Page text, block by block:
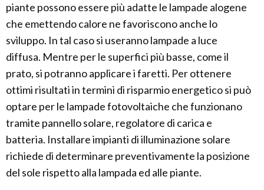
piante possono essere più adatte le lampade alogene
che emettendo calore ne favoriscono anche lo
sviluppo. In tal caso si useranno lampade a luce
diffusa. Mentre per le superfici più basse, come il
prato, si potranno applicare i faretti. Per ottenere
ottimi risultati in termini di risparmio energetico si può
optare per le lampade fotovoltaiche che funzionano
tramite pannello solare, regolatore di carica e
batteria. Installare impianti di illuminazione solare
richiede di determinare preventivamente la posizione
del sole rispetto alla lampada ed alle piante.